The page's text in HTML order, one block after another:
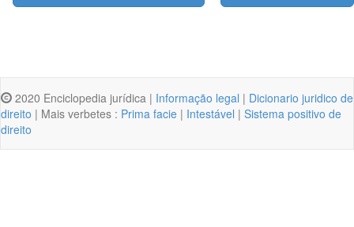
2020 Enciclopedia jurídica | Informação legal | Dicionario juridico de
direito | Mais verbetes : Prima facie | Intestável | Sistema positivo de
direito